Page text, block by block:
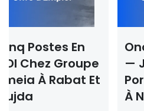
Oncorad Group
— Journées
Portes Ouvertes
À Nador